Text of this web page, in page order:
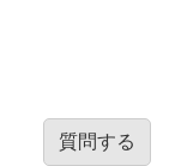
質問する